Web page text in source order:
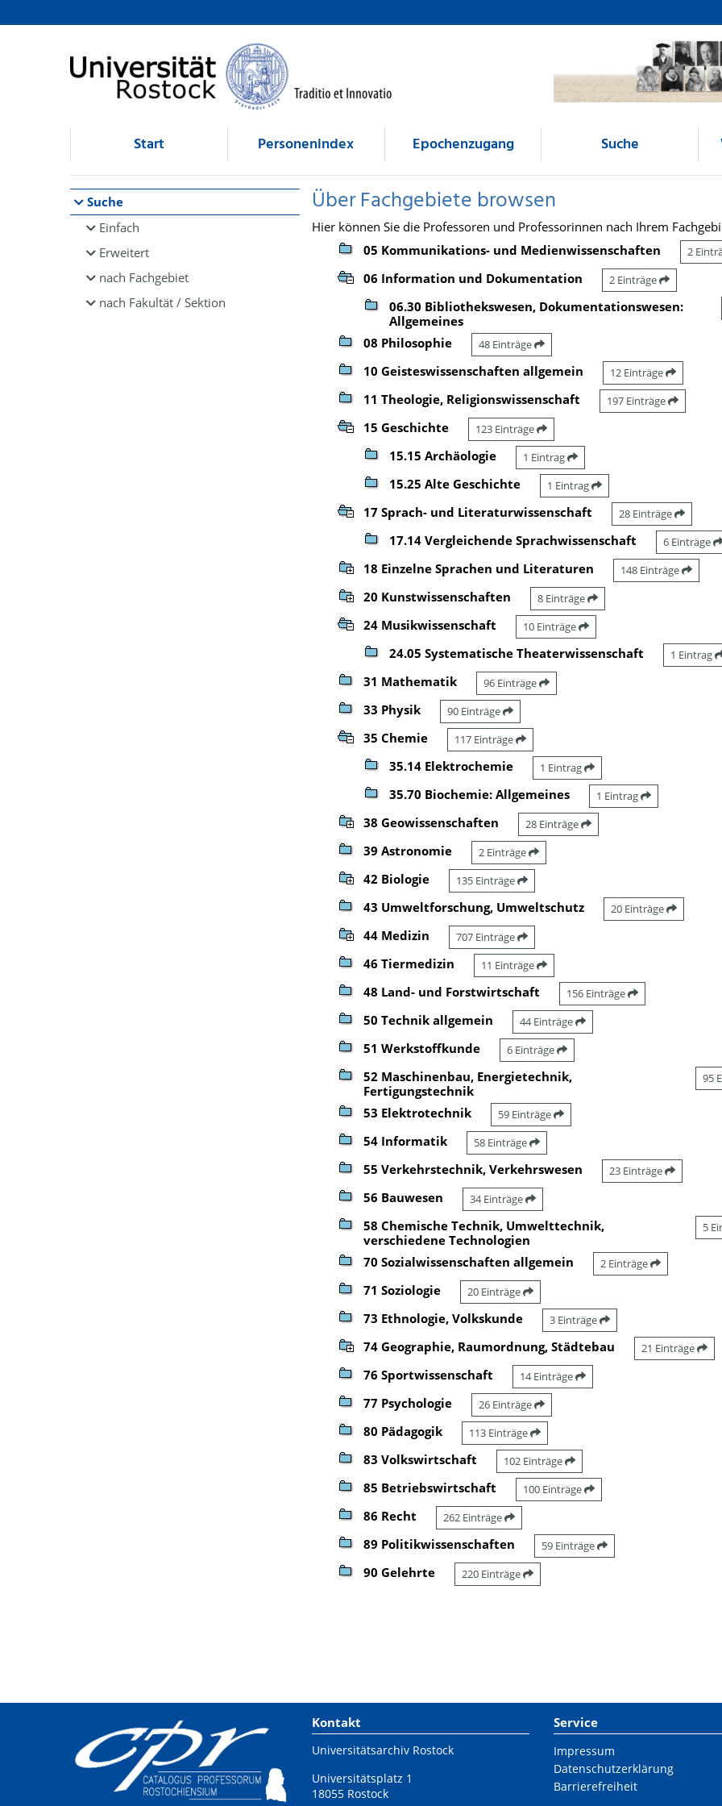
Browsen
direkt zum Inhalt
Start Personenindex Epochenzugang Suche
Suche
Einfach
Erweitert
nach Fachgebiet
nach Fakultät / Sektion
Über Fachgebiete browsen
Hier können Sie die Professoren und Professorinnen nach Ihrem
05 Kommunikations- und Medienwissenschaften
2
06 Information und Dokumentation 2 Einträge
06.30 Bibliothekswesen, Dokumentationswesen:
Allgemeines
08 Philosophie 48 Einträge
10 Geisteswissenschaften allgemein 12 Einträge
11 Theologie, Religionswissenschaft 197 Einträge
15 Geschichte 123 Einträge
15.15 Archäologie 1 Eintrag
15.25 Alte Geschichte 1 Eintrag
17 Sprach- und Literaturwissenschaft 28 Einträge
17.14 Vergleichende Sprachwissenschaft 6 Einträge
18 Einzelne Sprachen und Literaturen 148 Einträge
20 Kunstwissenschaften 8 Einträge
24 Musikwissenschaft 10 Einträge
24.05 Systematische Theaterwissenschaft 1 Eintrag
31 Mathematik 96 Einträge
33 Physik 90 Einträge
35 Chemie 117 Einträge
35.14 Elektrochemie 1 Eintrag
35.70 Biochemie: Allgemeines 1 Eintrag
38 Geowissenschaften 28 Einträge
39 Astronomie 2 Einträge
42 Biologie 135 Einträge
43 Umweltforschung, Umweltschutz 20 Einträge
44 Medizin 707 Einträge
46 Tiermedizin 11 Einträge
48 Land- und Forstwirtschaft 156 Einträge
50 Technik allgemein 44 Einträge
51 Werkstoffkunde 6 Einträge
52 Maschinenbau, Energietechnik,
Fertigungstechnik
95
53 Elektrotechnik 59 Einträge
54 Informatik 58 Einträge
55 Verkehrstechnik, Verkehrswesen 23 Einträge
56 Bauwesen 34 Einträge
58 Chemische Technik, Umwelttechnik,
verschiedene Technologien
5
70 Sozialwissenschaften allgemein 2 Einträge
71 Soziologie 20 Einträge
73 Ethnologie, Volkskunde 3 Einträge
74 Geographie, Raumordnung, Städtebau 21 Einträge
76 Sportwissenschaft 14 Einträge
77 Psychologie 26 Einträge
80 Pädagogik 113 Einträge
83 Volkswirtschaft 102 Einträge
85 Betriebswirtschaft 100 Einträge
86 Recht 262 Einträge
89 Politikwissenschaften 59 Einträge
90 Gelehrte 220 Einträge
Kontakt
Universitätsarchiv Rostock
Universitätsplatz 1
18055 Rostock
Service
Impressum
Datenschutzerklärung
Barrierefreiheit